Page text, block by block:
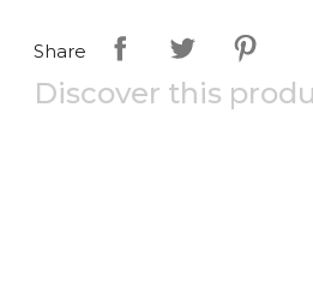
Share
Discover this